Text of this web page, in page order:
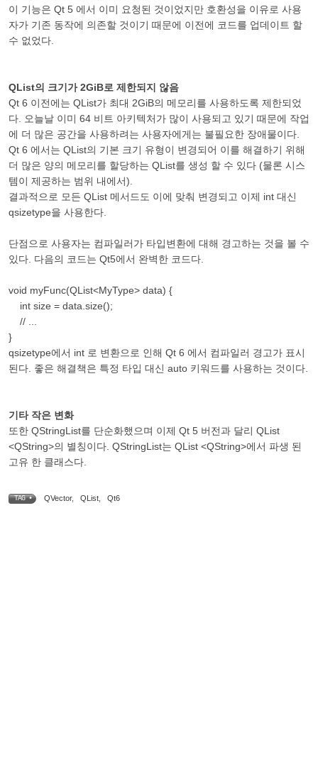
이 기능은 Qt 5 에서 이미 요청된 것이었지만 호환성을 이유로 사용
자가 기존 동작에 의존할 것이기 때문에 이전에 코드를 업데이트 할
수 없었다.
QList의 크기가 2GiB로 제한되지 않음
Qt 6 이전에는 QList가 최대 2GiB의 메모리를 사용하도록 제한되었
다. 오늘날 이미 64 비트 아키텍처가 많이 사용되고 있기 때문에 작업
에 더 많은 공간을 사용하려는 사용자에게는 불필요한 장애물이다.
Qt 6 에서는 QList의 기본 크기 유형이 변경되어 이를 해결하기 위해
더 많은 양의 메모리를 할당하는 QList를 생성 할 수 있다 (물론 시스
템이 제공하는 범위 내에서).
결과적으로 모든 QList 메서드도 이에 맞춰 변경되고 이제 int 대신
qsizetype을 사용한다.
단점으로 사용자는 컴파일러가 타입변환에 대해 경고하는 것을 볼 수
있다. 다음의 코드는 Qt5에서 완벽한 코드다.
void myFunc(QList<MyType> data) {
int size = data.size();
// ...
}
qsizetype에서 int 로 변환으로 인해 Qt 6 에서 컴파일러 경고가 표시
된다. 좋은 해결책은 특정 타입 대신 auto 키워드를 사용하는 것이다.
기타 작은 변화
또한 QStringList를 단순화했으며 이제 Qt 5 버전과 달리 QList
<QString>의 별칭이다. QStringList는 QList <QString>에서 파생 된
고유 한 클래스다.
TAG • QVector, QList Qt6